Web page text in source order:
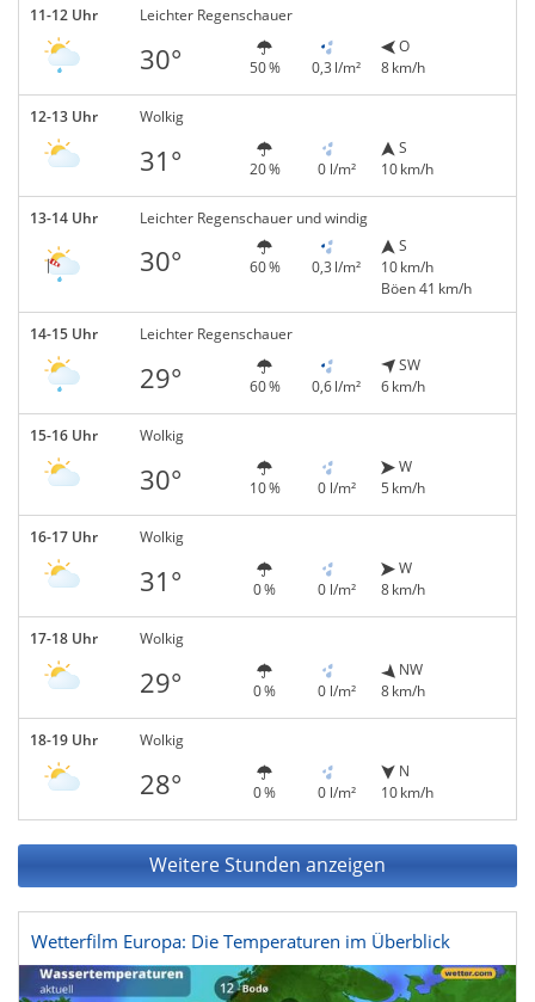
11-12 Uhr Leichter Regenschauer
30° 50 % 0,3 l/m²
O
8 km/h
12-13 Uhr Wolkig
31° 20 % 0 l/m²
S
10 km/h
13-14 Uhr Leichter Regenschauer und windig
30° 60 % 0,3 l/m²
S
10 km/h
Böen 41 km/h
14-15 Uhr Leichter Regenschauer
29° 60 % 0,6 l/m²
SW
6 km/h
15-16 Uhr Wolkig
30° 10 % 0 l/m²
W
5 km/h
16-17 Uhr Wolkig
31° 0 % 0 l/m²
W
8 km/h
17-18 Uhr Wolkig
29° 0 % 0 l/m²
NW
8 km/h
18-19 Uhr Wolkig
28° 0 % 0 l/m²
N
10 km/h
Weitere Stunden anzeigen
Wetterfilm Europa: Die Temperaturen im Überblick